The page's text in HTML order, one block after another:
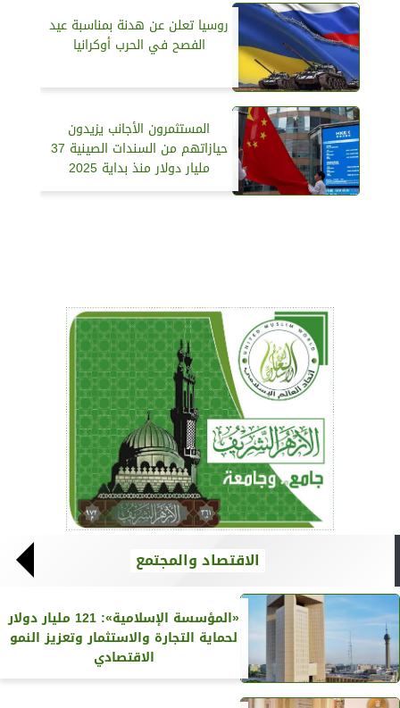
روسيا تعلن عن هدنة بمناسبة عيد
الفصح في الحرب أوكرانيا
المستثمرون الأجانب يزيدون
حيازاتهم من السندات الصينية 37
مليار دولار منذ بداية 2025
الاقتصاد والمجتمع
«المؤسسة الإسلامية»: 121 مليار دولار
لحماية التجارة والاستثمار وتعزيز النمو
الاقتصادي